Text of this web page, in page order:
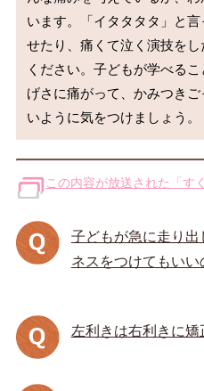
います。「イタタタタ」と
せたり、痛くて泣く演技を
ください。子どもが学べる
げさに痛がって、かみつき
この内容が放送された「す
子どもが急に走り
ネスをつけてもいい
左利きは右利きに矯